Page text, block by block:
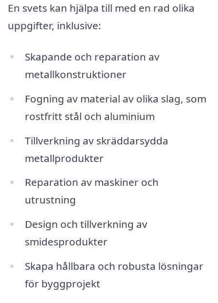
En svets kan hjälpa till med en rad olika
uppgifter, inklusive:
Skapande och reparation av
metallkonstruktioner
Fogning av material av olika slag, som
rostfritt stål och aluminium
Tillverkning av skräddarsydda
metallprodukter
Reparation av maskiner och
utrustning
Design och tillverkning av
smidesprodukter
Skapa hållbara och robusta lösningar
för byggprojekt